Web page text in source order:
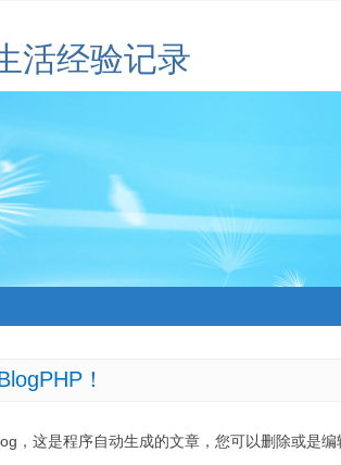
活经验记录
！
，这是程序自动生成的文章，您可以删除或是编